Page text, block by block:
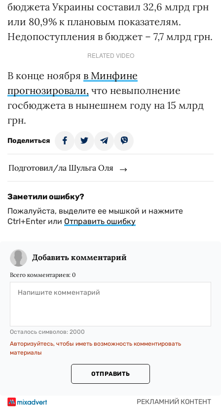
бюджета Украины составил 32,6 млрд грн
или 80,9% к плановым показателям.
Недопоступления в бюджет – 7,7 млрд грн.
RELATED VIDEO
В конце ноября в Минфине
прогнозировали, что невыполнение
госбюджета в нынешнем году на 15 млрд
грн.
Поделиться
Подготовил/ла Шульга Оля
Заметили ошибку?
Пожалуйста, выделите ее мышкой и нажмите
Ctrl+Enter или Отправить ошибку
Добавить комментарий
Всего комментариев: 0
Осталось символов: 2000
Авторизуйтесь, чтобы иметь возможность комментировать
материалы
ОТПРАВИТЬ